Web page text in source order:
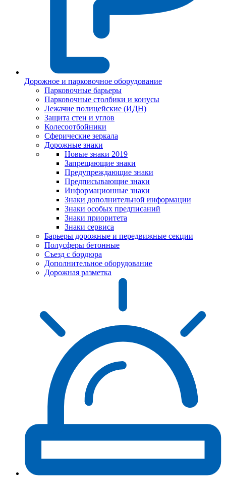
Дорожное и парковочное оборудование
Парковочные барьеры
Парковочные столбики и конусы
Лежачие полицейские (ИДН)
Защита стен и углов
Колесоотбойники
Сферические зеркала
Дорожные знаки
Новые знаки 2019
Запрещающие знаки
Предупреждающие знаки
Предписывающие знаки
Информационные знаки
Знаки дополнительной информации
Знаки особых предписаний
Знаки приоритета
Знаки сервиса
Барьеры дорожные и передвижные секции
Полусферы бетонные
Съезд с бордюра
Дополнительное оборудование
Дорожная разметка